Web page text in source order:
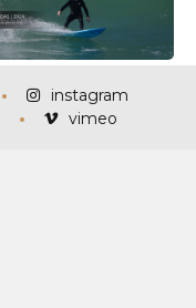
instagram
vimeo